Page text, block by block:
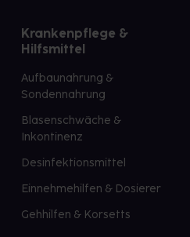
Krankenpflege &
Hilfsmittel
Aufbaunahrung &
Sondennahrung
Blasenschwäche &
Inkontinenz
Desinfektionsmittel
Einnehmehilfen & Dosierer
Gehhilfen & Korsetts